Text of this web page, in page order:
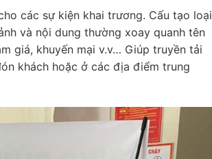
các sự kiện khai trương. Cấu tạo loại
và nội dung thường xoay quanh tên
giá, khuyến mại v.v… Giúp truyền tải
khách hoặc ở các địa điểm trung